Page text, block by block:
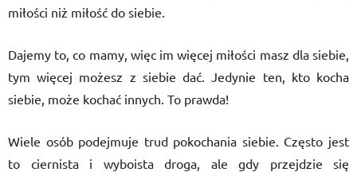
miłości niż miłość do siebie.
Dajemy to, co mamy, więc im więcej miłości masz dla siebie,
tym więcej możesz z siebie dać. Jedynie ten, kto kocha
siebie, może kochać innych. To prawda!
Wiele osób podejmuje trud pokochania siebie. Często jest
to ciernista i wyboista droga, ale gdy przejdzie się